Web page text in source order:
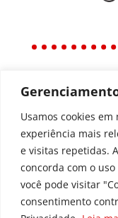
Usamos cookies
experiência mais
e visitas repetidas.
concorda com o uso
você pode visitar
consentimento
Política
Todos os
Amigos